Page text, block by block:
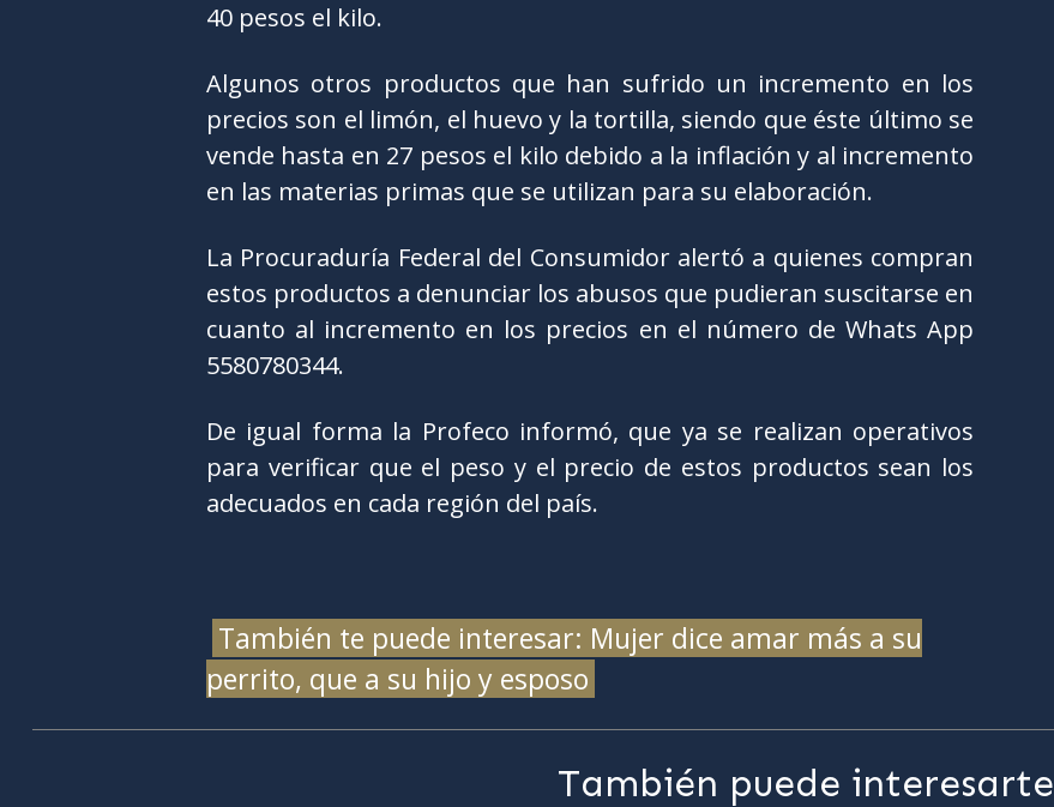
40 pesos el kilo.
Algunos otros productos que han sufrido un incremento en los
precios son el limón, el huevo y la tortilla, siendo que éste último se
vende hasta en 27 pesos el kilo debido a la inflación y al incremento
en las materias primas que se utilizan para su elaboración.
La Procuraduría Federal del Consumidor alertó a quienes compran
estos productos a denunciar los abusos que pudieran suscitarse en
cuanto al incremento en los precios en el número de Whats App
5580780344.
De igual forma la Profeco informó, que ya se realizan operativos
para verificar que el peso y el precio de estos productos sean los
adecuados en cada región del país.
También te puede interesar: Mujer dice amar más a su
perrito, que a su hijo y esposo
También puede interesarte